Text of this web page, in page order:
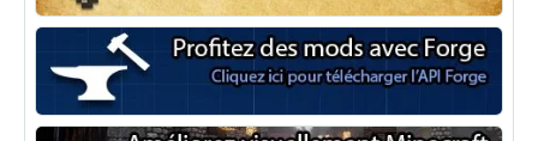
Minecraft Fabric
Minecraft Forge